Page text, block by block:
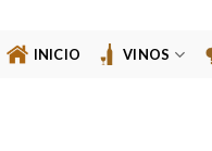
INICIO VINOS